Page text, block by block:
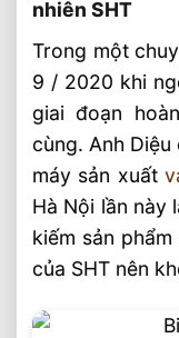
Bài
Thi
Đô Thị
Lắp
Tân
Lắp
Manor
Hoàn
nhiên SHT
Trong một
9 / 2020 khi
giai đoạn
cùng. Anh
máy sản xuất
Hà Nội lần này
kiếm sản
của SHT nên